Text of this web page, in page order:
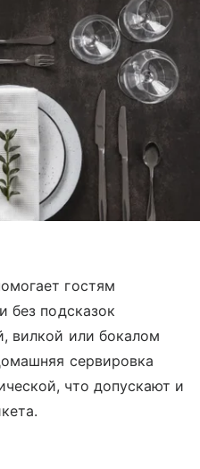
гостям
без подсказок
вилкой или бокалом
сервировка
что допускают и